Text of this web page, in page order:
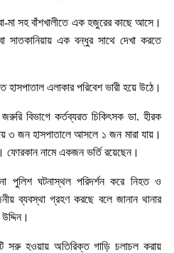
মা সহ বাঁশখালীতে এক হজুরের কাছে আসে।
সাতকানিয়ায় এক বন্ধুর সাথে দেখা করতে
এলাকার পরিবেশ ভারী হয়ে উঠে।
জরুরি বিভাগে কর্তব্যরত চিকিৎসক ডা. হীরক
৩ জন হাসপাতালে আসলে ১ জন মারা যায়।
নামে একজন ভর্তি রয়েছেন।
পুলিশ ঘটনাস্থল পরিদর্শন করে নিহত ও
ব্যবস্থা গ্রহণ করছে বলে জানান থানার
সরু হওয়ায় অতিরিক্ত গাড়ি চলাচল করায়